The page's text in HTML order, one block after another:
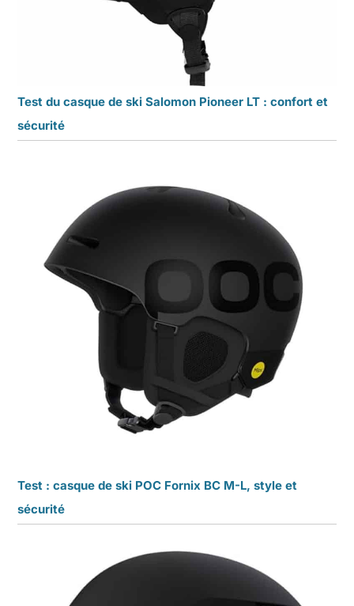
Test du casque de ski Salomon Pioneer LT : confort et
sécurité
Test : casque de ski POC Fornix BC M-L, style et
sécurité